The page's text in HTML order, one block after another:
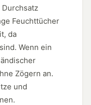
Feuchttücher
da
Wenn ein
Zögern an.
und